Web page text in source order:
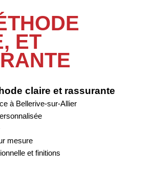
ET
claire et rassurante
à Bellerive-sur-Allier
mesure
et finitions